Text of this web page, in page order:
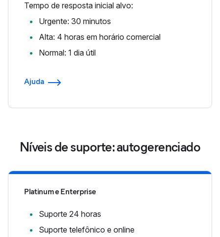
Tempo de resposta inicial alvo:
Urgente: 30 minutos
Alta: 4 horas em horário comercial
Normal: 1 dia útil
Ajuda
Níveis de suporte: autogerenciado
Platinum e Enterprise
Suporte 24 horas
Suporte telefônico e online